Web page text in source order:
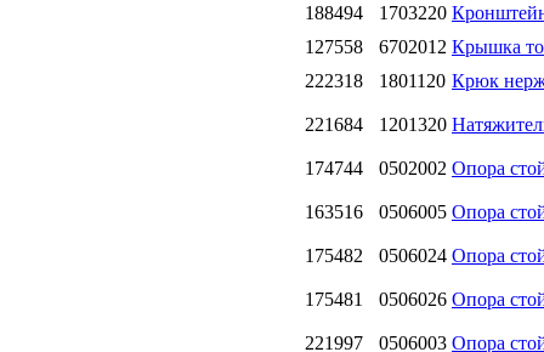
188494 1703220
127558
6702012 Крышка
222318
1801120 Крюк
221684 1201320
174744 0502002 Опора
163516 0506005 Опора
175482 0506024 Опора
175481 0506026 Опора
221997 0506003 Опора